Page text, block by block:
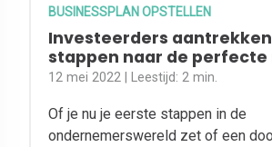
BUSINESSPLAN OPSTELLEN
Investeerders
stappen naar de
12 mei 2022 | Leestijd:2 min.
Of je nu je eerste stappen in de
ondernemerswereld zet of een